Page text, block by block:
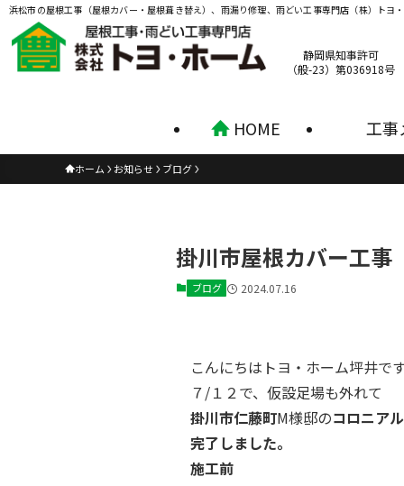
浜松市の屋根工事（屋根カバー・屋根葺き替え）、雨漏り修理、雨どい工事専門店（株）トヨ
HOME 工事
静岡県知事許可
（般-23）第036918号
ホーム お知らせ ブログ
掛川市屋根カバー工事
ブログ 2024.07.16
こんにちはトヨ・ホーム坪井で
７/１２で、仮設足場も外れて
掛川市仁藤町M様邸のコロニア
完了しました。
施工前